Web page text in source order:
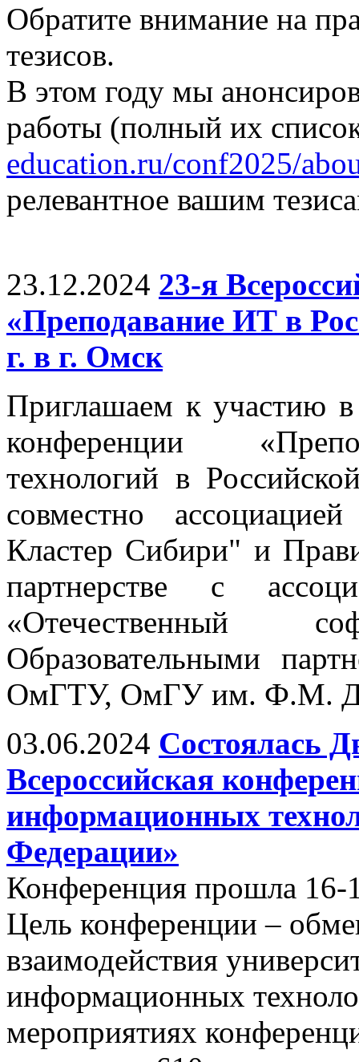
Обратите внимание на
тезисов.
В этом году мы
работы (полный их
education.ru/conf2025/
релевантное вашим
23.12.2024 23-я
«Преподавание ИТ в
г. в г. Омск
Приглашаем к участию
конференции
технологий в
совместно
Кластер Сибири" и
партнерстве с
«Отечественный
Образовательными
ОмГТУ, ОмГУ им. Ф.М.
03.06.2024 Состоялась
Всероссийская
информационных
Федерации»
Конференция прошла 16-
Цель конференции –
взаимодействия
информационных
мероприятиях